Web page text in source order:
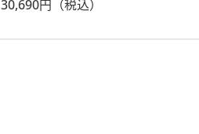
30,690円（税込）